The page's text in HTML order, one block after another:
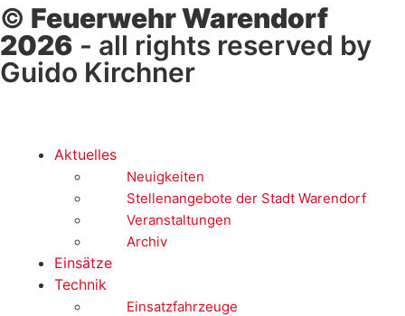
© Feuerwehr Warendorf
2026 - all rights reserved by
Guido Kirchner
Aktuelles
Neuigkeiten
Stellenangebote der Stadt Warendorf
Veranstaltungen
Archiv
Einsätze
Technik
Einsatzfahrzeuge